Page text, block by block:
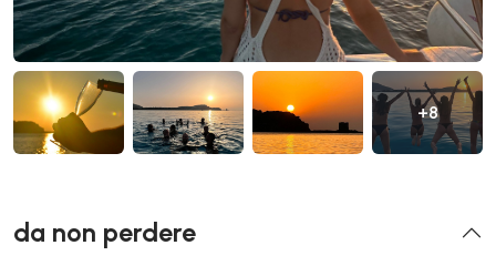
+8
da non perdere